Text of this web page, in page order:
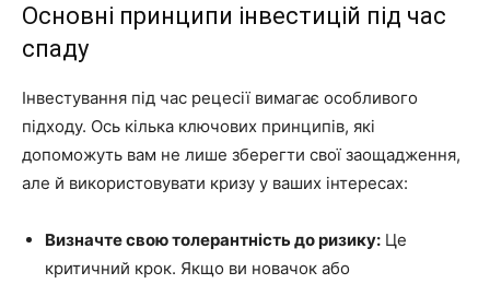
Основні принципи інвестицій під час
спаду
Інвестування під час рецесії вимагає особливого
підходу. Ось кілька ключових принципів, які
допоможуть вам не лише зберегти свої заощадження,
але й використовувати кризу у ваших інтересах:
Визначте свою толерантність до ризику: Це
критичний крок. Якщо ви новачок або